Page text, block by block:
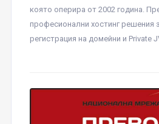
която оперира от 2002 година.
професионални хостинг решения
регистрация на домейни и Private